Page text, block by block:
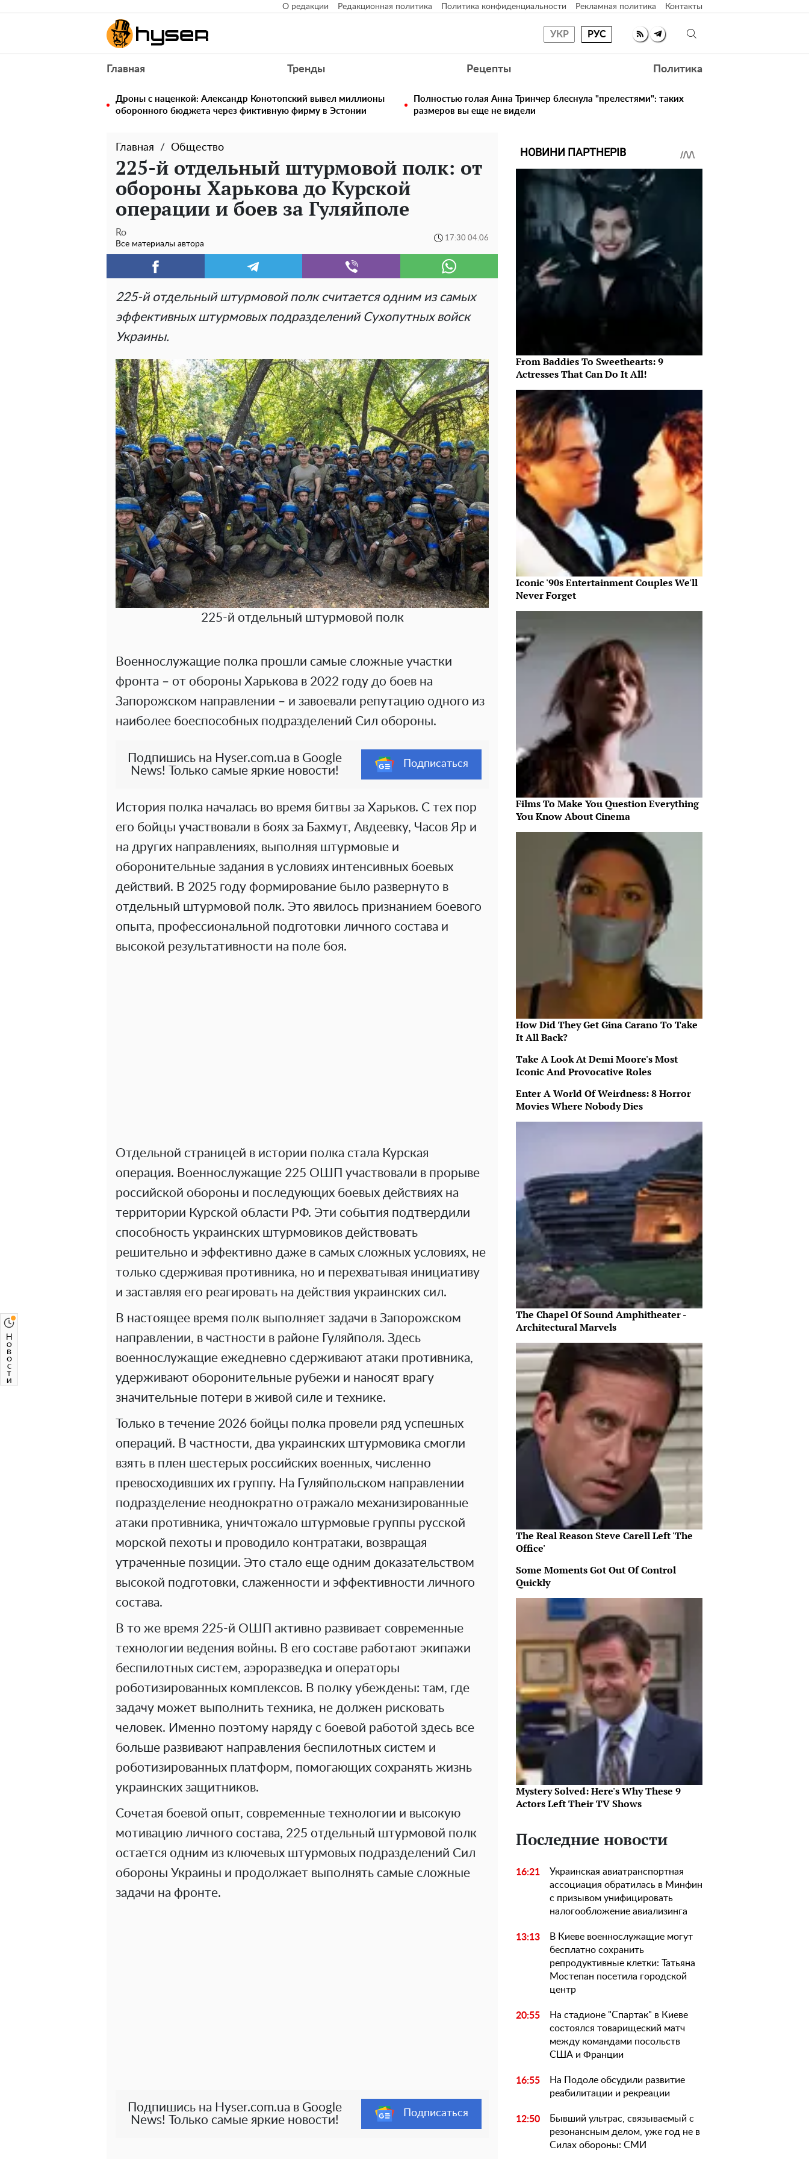
О редакции Редакционная политика Политика конфиденциальности Рекламная политика Контакты
УКР РУС
Главная Тренды Рецепты Политика
Дроны с наценкой: Александр Конотопский вывел миллионы
оборонного бюджета через фиктивную фирму в Эстонии
Полностью голая Анна Тринчер блеснула "прелестями": таких
размеров вы еще не видели
Главная Общество
225-й отдельный штурмовой полк: от
обороны Харькова до Курской
операции и боев за Гуляйполе
Ro
Все материалы автора
17:30 04.06
225-й отдельный штурмовой полк считается одним из самых
эффективных штурмовых подразделений Сухопутных войск
Украины.
225-й отдельный штурмовой полк
Военнослужащие полка прошли самые сложные участки
фронта – от обороны Харькова в 2022 году до боев на
Запорожском направлении – и завоевали репутацию одного из
наиболее боеспособных подразделений Сил обороны.
Подпишись на Hyser.com.ua в Google
News! Только самые яркие новости!
Подписаться
История полка началась во время битвы за Харьков. С тех пор
его бойцы участвовали в боях за Бахмут, Авдеевку, Часов Яр и
на других направлениях, выполняя штурмовые и
оборонительные задания в условиях интенсивных боевых
действий. В 2025 году формирование было развернуто в
отдельный штурмовой полк. Это явилось признанием боевого
опыта, профессиональной подготовки личного состава и
высокой результативности на поле боя.
Отдельной страницей в истории полка стала Курская
операция. Военнослужащие 225 ОШП участвовали в прорыве
российской обороны и последующих боевых действиях на
территории Курской области РФ. Эти события подтвердили
способность украинских штурмовиков действовать
решительно и эффективно даже в самых сложных условиях, не
только сдерживая противника, но и перехватывая инициативу
и заставляя его реагировать на действия украинских сил.
В настоящее время полк выполняет задачи в Запорожском
направлении, в частности в районе Гуляйполя. Здесь
военнослужащие ежедневно сдерживают атаки противника,
удерживают оборонительные рубежи и наносят врагу
значительные потери в живой силе и технике.
Только в течение 2026 бойцы полка провели ряд успешных
операций. В частности, два украинских штурмовика смогли
взять в плен шестерых российских военных, численно
превосходивших их группу. На Гуляйпольском направлении
подразделение неоднократно отражало механизированные
атаки противника, уничтожало штурмовые группы русской
морской пехоты и проводило контратаки, возвращая
утраченные позиции. Это стало еще одним доказательством
высокой подготовки, слаженности и эффективности личного
состава.
В то же время 225-й ОШП активно развивает современные
технологии ведения войны. В его составе работают экипажи
беспилотных систем, аэроразведка и операторы
роботизированных комплексов. В полку убеждены: там, где
задачу может выполнить техника, не должен рисковать
человек. Именно поэтому наряду с боевой работой здесь все
больше развивают направления беспилотных систем и
роботизированных платформ, помогающих сохранять жизнь
украинских защитников.
Сочетая боевой опыт, современные технологии и высокую
мотивацию личного состава, 225 отдельный штурмовой полк
остается одним из ключевых штурмовых подразделений Сил
обороны Украины и продолжает выполнять самые сложные
задачи на фронте.
Подпишись на Hyser.com.ua в Google
News! Только самые яркие новости!
Подписаться
НОВИНИ ПАРТНЕРІВ
From Baddies To Sweethearts: 9
Actresses That Can Do It All!
Iconic '90s Entertainment Couples We'll
Never Forget
Films To Make You Question Everything
You Know About Cinema
How Did They Get Gina Carano To Take
It All Back?
Take A Look At Demi Moore's Most
Iconic And Provocative Roles
Enter A World Of Weirdness: 8 Horror
Movies Where Nobody Dies
The Chapel Of Sound Amphitheater -
Architectural Marvels
The Real Reason Steve Carell Left 'The
Office'
Some Moments Got Out Of Control
Quickly
Mystery Solved: Here's Why These 9
Actors Left Their TV Shows
Последние новости
16:21
Украинская авиатранспортная
ассоциация обратилась в Минфин
с призывом унифицировать
налогообложение авиализинга
13:13
В Киеве военнослужащие могут
бесплатно сохранить
репродуктивные клетки: Татьяна
Мостепан посетила городской
центр
20:55
На стадионе "Спартак" в Киеве
состоялся товарищеский матч
между командами посольств
США и Франции
16:55
На Подоле обсудили развитие
реабилитации и рекреации
12:50
Бывший ультрас, связываемый с
резонансным делом, уже год не в
Силах обороны: СМИ